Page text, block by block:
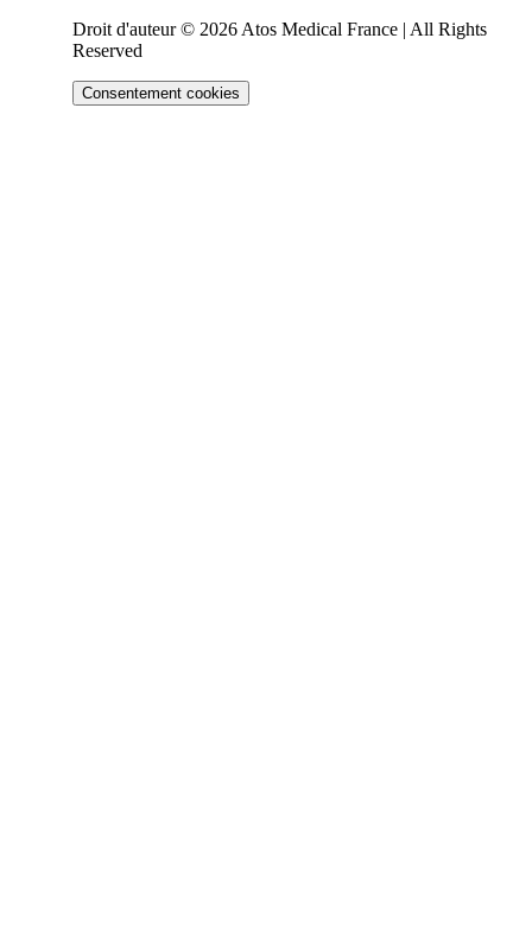
Droit d'auteur © 2026 Atos Medical France | All Rights
Reserved
Consentement cookies